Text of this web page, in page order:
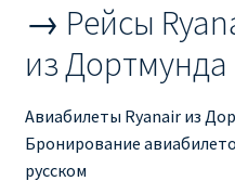
→ Рейсы
из Дортмунда
Авиабилеты Ryanair из
Бронирование
русском